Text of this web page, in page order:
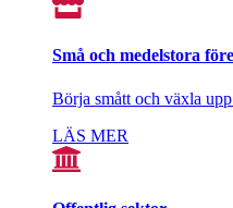
Små och medelstora
Börja smått och växla
LÄS MER